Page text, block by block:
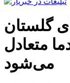
گلستان
متعادل
می‌شود